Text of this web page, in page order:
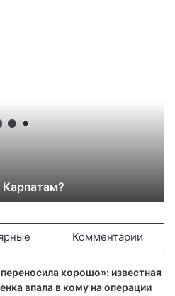
Комментарии
хорошо»: известная
впала в кому на операции